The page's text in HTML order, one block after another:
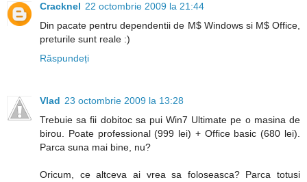
Cracknel 22 octombrie 2009 la 21:44
Din pacate pentru dependentii de M$ Windows si M$ Office,
preturile sunt reale :)
Răspundeți
Vlad 23 octombrie 2009 la 13:28
Trebuie sa fii dobitoc sa pui Win7 Ultimate pe o masina de
birou. Poate professional (999 lei) + Office basic (680 lei).
Parca suna mai bine, nu?
Oricum, ce altceva ai vrea sa foloseasca? Parca totusi